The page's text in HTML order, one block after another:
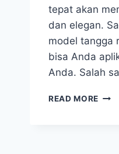
tepat akan
dan elegan.
model tangga
bisa Anda
Anda. Salah
READ MORE CARA